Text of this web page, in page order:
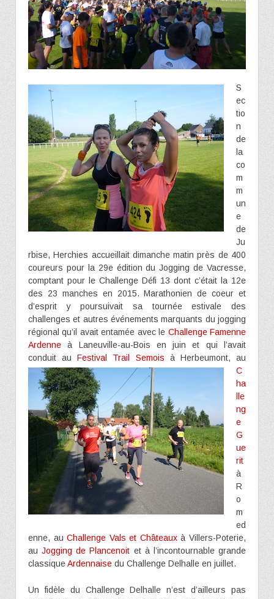
S
ec
tio
n
de
la
co
m
m
un
e
de
Ju
rbise, Herchies accueillait dimanche matin près de 400
coureurs pour la 29e édition du Jogging de Vacresse,
comptant pour le Challenge Défi 13 dont c’était la 12e
des 23 manches en 2015. Marathonien de coeur et
d’esprit y poursuivait sa tournée estivale des
challenges et autres événements marquants du jogging
régional qu’il avait entamée avec le Challenge Famenne
Ardenne à Laneuville-au-Bois en juin et qui l’avait
conduit auFestival Trail Semois à Herbeumont, au
C
ha
lle
ng
e
G
ue
rit
à
R
o
m
ed
enne, auChallenge Vals et Châteauxà Villers-Poterie,
auJogging de Plancenoit et à l’incontournable grande
classiqueArdennaise du Challenge Delhalle en juillet.
Un fidèle du Challenge Delhalle n’est d’ailleurs pas